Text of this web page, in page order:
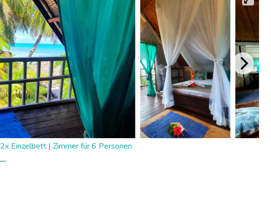
2x Einzelbett | Zimmer für 6 Personen